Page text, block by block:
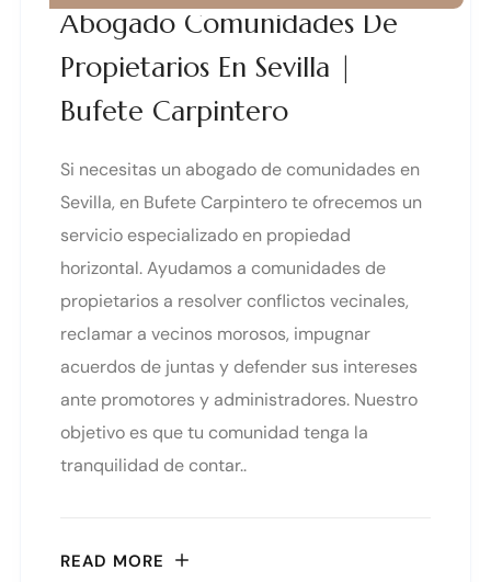
Abogado Comunidades De
Propietarios En Sevilla |
Bufete Carpintero
Si necesitas un abogado de comunidades en
Sevilla, en Bufete Carpintero te ofrecemos un
servicio especializado en propiedad
horizontal. Ayudamos a comunidades de
propietarios a resolver conflictos vecinales,
reclamar a vecinos morosos, impugnar
acuerdos de juntas y defender sus intereses
ante promotores y administradores. Nuestro
objetivo es que tu comunidad tenga la
tranquilidad de contar..
READ MORE